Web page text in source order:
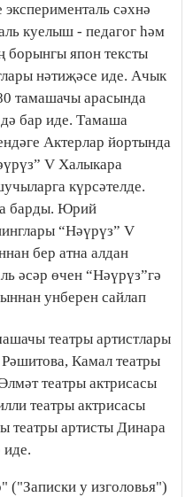
сәхнә
куелыш - педагог һәм
япон тексты
нәтиҗәсе иде. Ачык
тамашачы арасында
бар иде. Тамаша
Актерлар йортында
V Халыкара
күрсәтелде.
барды. Юрий
“Нәүрүз” V
бер атна алдан
әсәр өчен “Нәүрүз”гә
унберен сайлап
театры артистлары
Камал театры
театры актрисасы
театры актрисасы
театры артисты Динара
иде.
("Записки у изголовья")